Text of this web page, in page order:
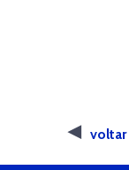
voltar